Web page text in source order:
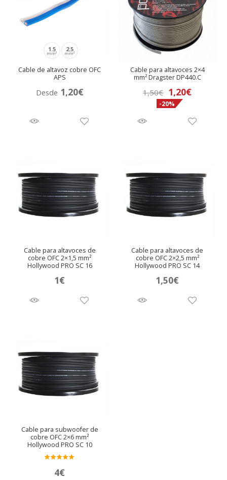
1.5
mm²
2.5
mm²
Cable de altavoz cobre OFC
APS
Desde 1,20€
Cable para altavoces 2×4
mm² Dragster DP440.C
1,50€ El
precio
original
1,20€El
actual
-20%
Cable para altavoces de
cobre OFC 2×1,5 mm²
Hollywood PRO SC 16
1€
Cable para altavoces de
cobre OFC 2×2,5 mm²
Hollywood PRO SC 14
1,50€
Cable para subwoofer de
cobre OFC 2×6 mm²
Hollywood PRO SC 10
do en
4€